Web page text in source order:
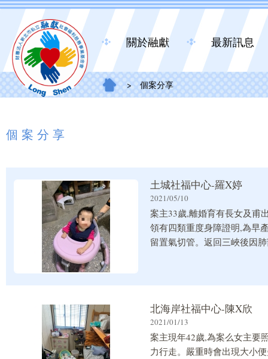
關於融獻 最新訊息
> 個案分享
個案分享
土城社福中心-羅X婷
2021/05/10
案主33歲,離婚育有長女及甫
領有四類重度身障證明,為早
留置氣切管。返回三峽後因
北海岸社福中心-陳X欣
2021/01/13
案主現年42歲,為案么女主要
力行走。嚴重時會出現大小